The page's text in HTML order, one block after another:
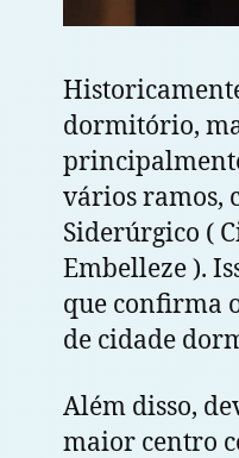
dormitório,
vários ramos,
Siderúrgico (
Embelleze ).
que confirma
de cidade
Além disso,
maior centro